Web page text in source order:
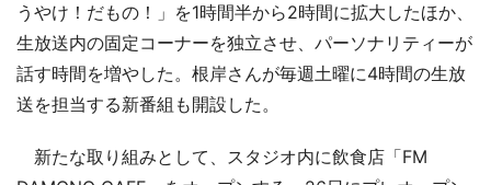
うやけ！だもの！」を1時間半から2時間に拡大したほか、
生放送内の固定コーナーを独立させ、パーソナリティーが
話す時間を増やした。根岸さんが毎週土曜に4時間の生放
送を担当する新番組も開設した。
新たな取り組みとして、スタジオ内に飲食店「FM